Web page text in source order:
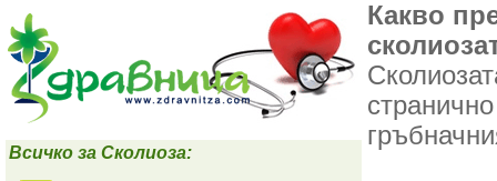
Всичко за Сколиоза:
Какво